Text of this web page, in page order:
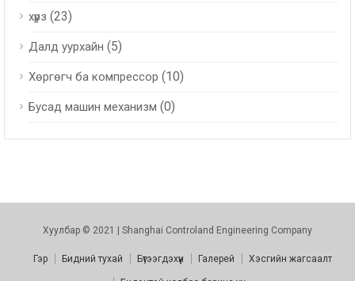
хүрз (23)
Далд уурхайн (5)
Хөргөгч ба компрессор (10)
Бусад машин механизм (0)
Хуулбар © 2021 | Shanghai Controland Engineering Company
Гэр Бидний тухай Бүтээгдэхүүн Галерей Хэсгийн жагсаалт